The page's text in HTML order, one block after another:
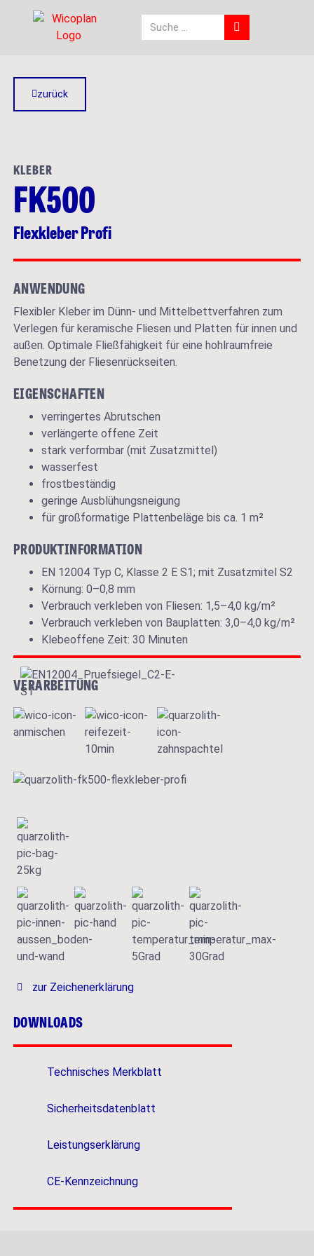
zurück
KLEBER
FK500
Flexkleber Profi
ANWENDUNG
Flexibler Kleber im Dünn- und Mittelbettverfahren zum
Verlegen für keramische Fliesen und Platten für innen und
außen. Optimale Fließfähigkeit für eine hohlraumfreie
Benetzung der Fliesenrückseiten.
EIGENSCHAFTEN
verringertes Abrutschen
verlängerte offene Zeit
stark verformbar (mit Zusatzmittel)
wasserfest
frostbeständig
geringe Ausblühungsneigung
für großformatige Plattenbeläge bis ca. 1 m²
PRODUKTINFORMATION
EN 12004 Typ C, Klasse 2 E S1; mit Zusatzmitel S2
Körnung: 0–0,8 mm
Verbrauch verkleben von Fliesen: 1,5–4,0 kg/m²
Verbrauch verkleben von Bauplatten: 3,0–4,0 kg/m²
Klebeoffene Zeit: 30 Minuten
VERARBEITUNG
zur Zeichenerklärung
DOWNLOADS
Technisches Merkblatt
Sicherheitsdatenblatt
Leistungserklärung
CE-Kennzeichnung